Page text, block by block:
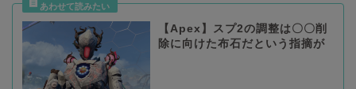
【Apex】スプ2の調整は〇〇削
除に向けた布石だという指摘が